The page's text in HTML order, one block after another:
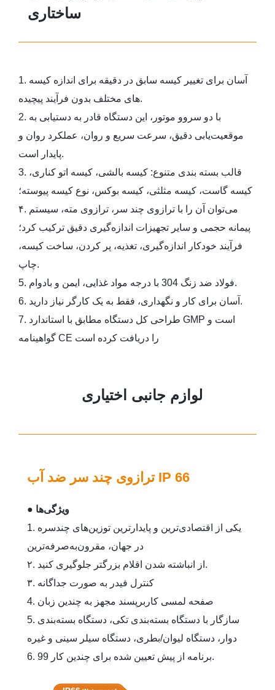
ساختاری
1. آسان برای تغییر کیسه سابق در دقیقه برای اندازه کیسه
های مختلف بدون فرآیند پیچیده.
2. با دو سروو موتور، این دستگاه قادر به دستیابی به
موقعیت‌یابی دقیق، سرعت سریع و روان، عملکرد روان و
پایدار است.
3. قالب بسته بندی متنوع: کیسه بالشی، کیسه اتو کناری،
کیسه گاست، کیسه مثلثی، کیسه بوکس، نوع کیسه پیوسته؛
۴. می‌توان آن را با ترازوی چند سر، ترازوی مته، سیستم
پیمانه حجمی و سایر تجهیزات اندازه‌گیری دقیق ترکیب کرد؛
فرآیند خودکار اندازه‌گیری، تغذیه، پر کردن، ساخت کیسه،
چاپ.
5. فولاد ضد زنگ 304 با درجه مواد غذایی، ایمن و بادوام.
6. آسان برای کار و نگهداری، فقط به یک کارگر نیاز دارید.
7. طراحی کل دستگاه مطابق با استاندارد GMP است و
گواهینامه CE را دریافت کرده است
لوازم جانبی اختیاری
ترازوی چند سر ضد آب IP 66
● ویژگی‌ها
1. یکی از اقتصادی‌ترین و پایدارترین توزین‌های چندسره
در جهان، مقرون‌به‌صرفه‌ترین
۲. از انباشته شدن اقلام بزرگتر جلوگیری کنید.
۳. کنترل فیدر به صورت جداگانه
4. صفحه لمسی کاربرپسند مجهز به چندین زبان
5. سازگار با دستگاه بسته‌بندی تکی، دستگاه بسته‌بندی
دوار، دستگاه لیوان/بطری، دستگاه سیلر سینی و غیره
6. 99 برنامه از پیش تعیین شده برای چندین کار.